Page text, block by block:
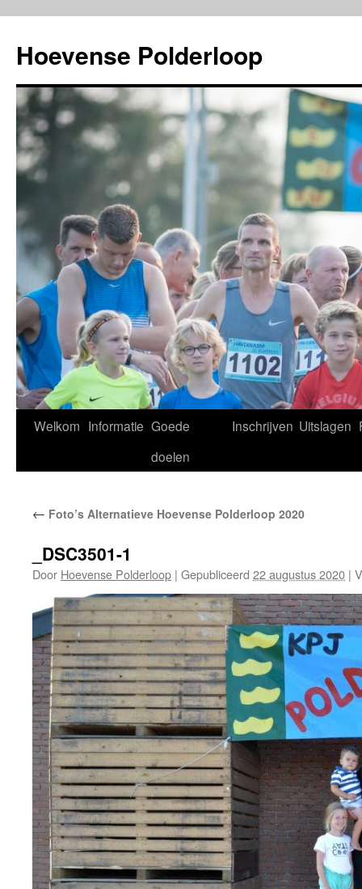
de
inhoud
Hoevense Polderloop
Welkom Informatie Goede
doelen
Inschrijven Uitslagen
← Foto’s Alternatieve Hoevense Polderloop 2020
_DSC3501-1
Door Hoevense Polderloop | Gepubliceerd 22 augustus 2020 |